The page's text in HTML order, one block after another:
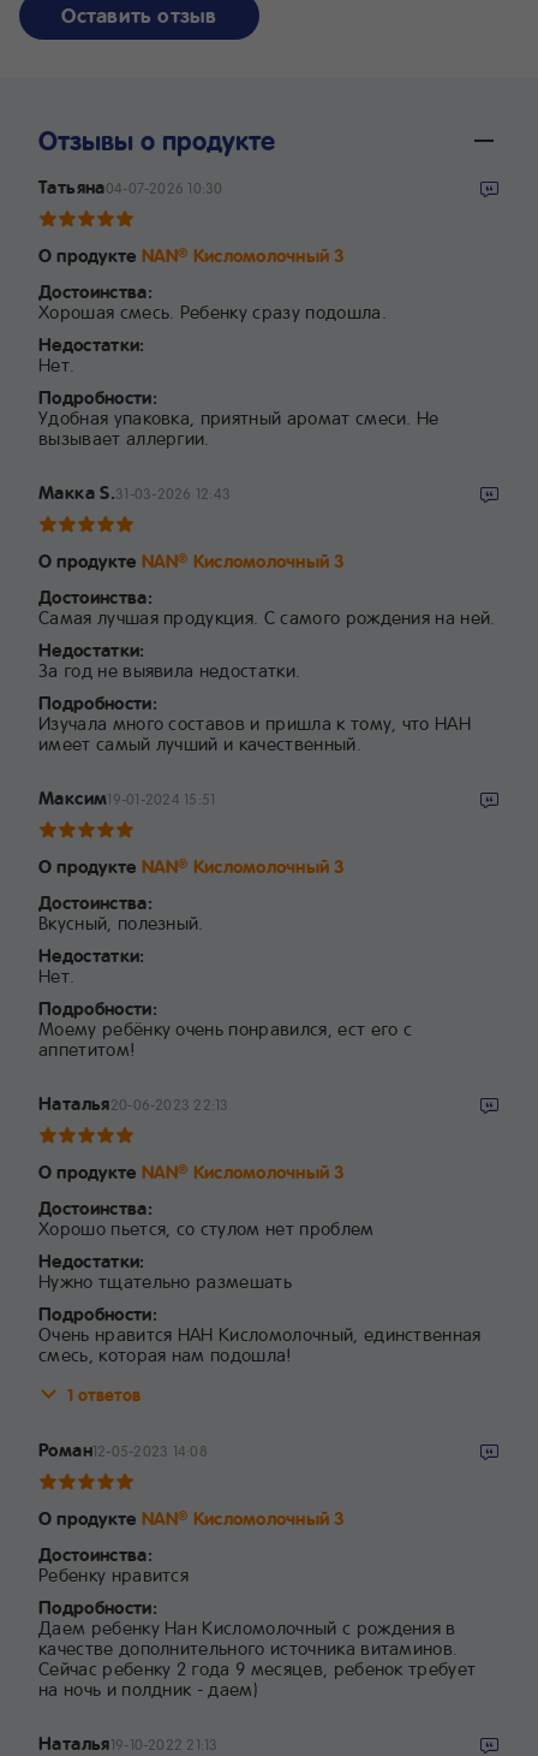
Оставить отзыв
Отзывы о продукте
Татьяна04-07-2026 10:30
О продукте NAN® Кисломолочный 3
Достоинства:
Хорошая смесь. Ребенку сразу подошла.
Недостатки:
Нет.
Подробности:
Удобная упаковка, приятный аромат смеси. Не
вызывает аллергии.
Макка S.31-03-2026 12:43
О продукте NAN® Кисломолочный 3
Достоинства:
Самая лучшая продукция. С самого рождения на ней.
Недостатки:
За год не выявила недостатки.
Подробности:
Изучала много составов и пришла к тому, что НАН
имеет самый лучший и качественный.
Максим19-01-2024 15:51
О продукте NAN® Кисломолочный 3
Достоинства:
Вкусный, полезный.
Недостатки:
Нет.
Подробности:
Моему ребёнку очень понравился, ест его с
аппетитом!
Наталья20-06-2023 22:13
О продукте NAN® Кисломолочный 3
Достоинства:
Хорошо пьется, со стулом нет проблем
Недостатки:
Нужно тщательно размешать
Подробности:
Очень нравится НАН Кисломолочный, единственная
смесь, которая нам подошла!
1 ответов
Роман12-05-2023 14:08
О продукте NAN® Кисломолочный 3
Достоинства:
Ребенку нравится
Подробности:
Даем ребенку Нан Кисломолочный с рождения в
качестве дополнительного источника витаминов.
Сейчас ребенку 2 года 9 месяцев, ребенок требует
на ночь и полдник - даем)
Наталья19-10-2022 21:13